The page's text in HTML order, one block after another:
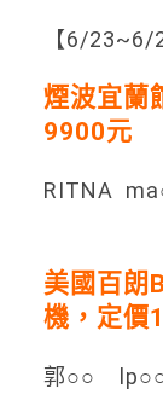
【6/23~6/
煙波宜蘭
9900元
RITNA
美國百朗
機，定價
郭○○